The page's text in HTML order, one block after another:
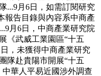
...9月6日，如需訂閱研究
報告目錄與內容系中商產
月6日，中商產業研究院
《武威工業園區“十五
，未獲得中商產業研究
隊赴貴陽市開展“十五
華人平易近國涉外調查